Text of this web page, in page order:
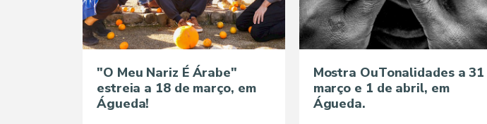
"O Meu Nariz É Árabe"
estreia a 18 de março, em
Águeda!
Mostra OuTonalidades a 31
março e 1 de abril, em
Águeda.